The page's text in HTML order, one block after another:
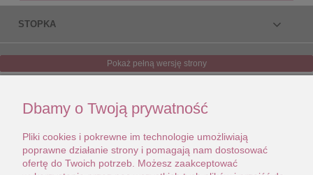
STOPKA
Pokaż pełną wersję strony
Dbamy o Twoją prywatność
Pliki cookies i pokrewne im technologie umożliwiają
poprawne działanie strony i pomagają nam dostosować
ofertę do Twoich potrzeb. Możesz zaakceptować